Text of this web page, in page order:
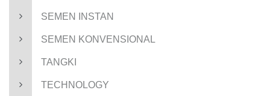
SEMEN INSTAN
SEMEN KONVENSIONAL
TANGKI
TECHNOLOGY